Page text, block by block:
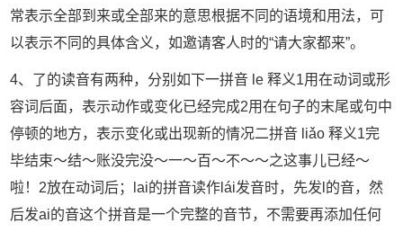
常表示全部到来或全部来的意思根据不同的语境和用法，可
以表示不同的具体含义，如邀请客人时的“请大家都来”。
4、了的读音有两种，分别如下一拼音 le 释义1用在动词或形
容词后面，表示动作或变化已经完成2用在句子的末尾或句中
停顿的地方，表示变化或出现新的情况二拼音 liǎo 释义1完
毕结束～结～账没完没～一～百～不～～之这事儿已经～
啦！2放在动词后；lai的拼音读作lái发音时，先发l的音，然
后发ai的音这个拼音是一个完整的音节，不需要再添加任何